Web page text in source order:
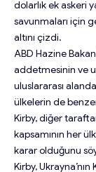
dolarlık ek askeri
savunmaları için
altını çizdi.
ABD Hazine
addetmesinin ve
uluslararası
ülkelerin de
Kirby, diğer
kapsamının her
karar olduğunu
Kirby, Ukrayna’nın